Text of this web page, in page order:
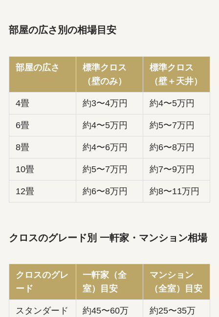
部屋の広さ別の相場目安
部屋の広さ
標準クロス
（壁のみ）
標準クロス
（壁＋天井）
4畳 約3〜4万円 約4〜5万円
6畳 約4〜5万円 約5〜7万円
8畳 約4〜6万円 約6〜8万円
10畳 約5〜7万円 約7〜9万円
12畳 約6〜8万円 約8〜11万円
クロスのグレード別 一軒家・マンション相場
クロスのグレ
ード
一軒家（全
室）目安
マンション
（全室）目安
スタンダード
約45〜60万
約25〜35万